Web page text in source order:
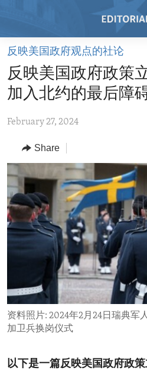
Skip
main
content
to
Navigation
Skip
to
Search
HOME
VIDEO
REGIONS
AFRICA
ASIA
EUROPE
MIDDLE EAST
TOPICS
HUMAN RIGHTS
SECURITY AND DEFENSE
AID AND DEVELOPMENT
DEMOCRACY AND
ECONOMY AND TRADE
ENVIRONMENT AND HEALTH
IDEALS AND INSTITUTIONS
ARCHIVE
ABOUT US
FOLLOW US
反映美国政府观点的社论
反映美国政府政策
加入北约的最后障
February 27, 2024
Share
资料照片: 2024年2月24日瑞典军
加卫兵换岗仪式
以下是一篇反映美国政府政策